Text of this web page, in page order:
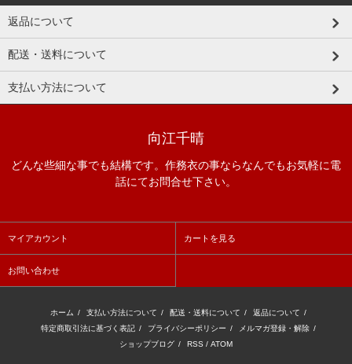
返品について
配送・送料について
支払い方法について
向江千晴
どんな些細な事でも結構です。作務衣の事ならなんでもお気軽に電
話にてお問合せ下さい。
マイアカウント カートを見る
お問い合わせ
ホーム / 支払い方法について / 配送・送料について / 返品について /
特定商取引法に基づく表記 / プライバシーポリシー / メルマガ登録・解除 /
ショップブログ / RSS / ATOM